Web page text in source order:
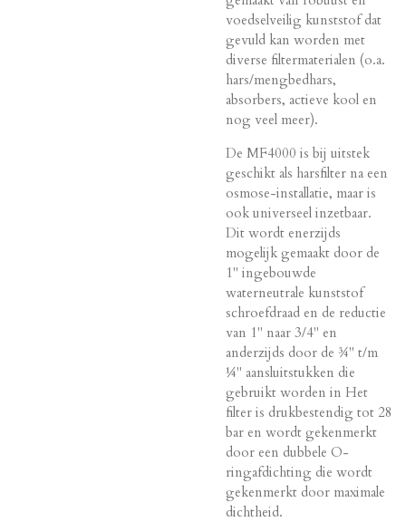
voedselveilig kunststof dat
gevuld kan worden met
diverse filtermaterialen (o.a.
hars/mengbedhars,
absorbers, actieve kool en
nog veel meer).
De MF4000 is bij uitstek
geschikt als harsfilter na een
osmose-installatie, maar is
ook universeel inzetbaar.
Dit wordt enerzijds
mogelijk gemaakt door de
1" ingebouwde
waterneutrale kunststof
schroefdraad en de reductie
van 1" naar 3/4" en
anderzijds door de ¾" t/m
¼" aansluitstukken die
gebruikt worden in Het
filter is drukbestendig tot 28
bar en wordt gekenmerkt
door een dubbele O-
ringafdichting die wordt
gekenmerkt door maximale
dichtheid.